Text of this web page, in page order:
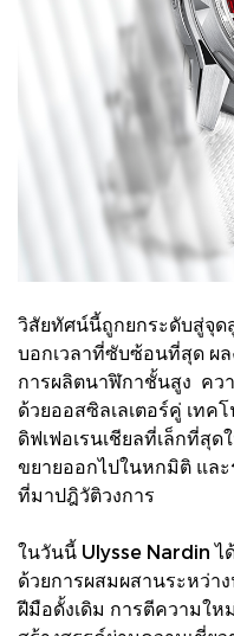
วิสัยทัศน์นี้ถูกยกระดับสู่จุด
บอกเวลาที่ซับซ้อนที่สุด ผ
การผลิตนาฬิกาชั้นสูง คว
ด้วยออสซิลเลเตอร์คู่ เทค
ดิฟเฟอเรนเชียลที่เล็กที่สุ
ขยายออกไปในหกมิติ แล
ที่มาปฎิวัติวงการ
ในวันนี้ Ulysse Nardin ไ
ด้วยการผสมผสานระหว่า
ฝีมือดั้งเดิม การตีความให